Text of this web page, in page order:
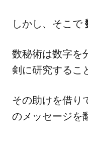
しかし、そこで
数秘術は数字を
剣に研究するこ
その助けを借り
のメッセージを